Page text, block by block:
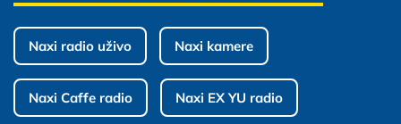
Naxi radio uživo Naxi kamere
Naxi Caffe radio Naxi EX YU radio